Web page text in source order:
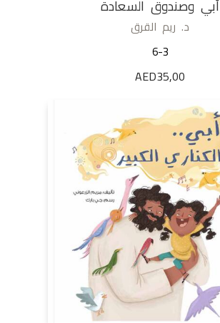
أبي وصندوق السعادة
د. ريم القرق
6-3
AED35,00